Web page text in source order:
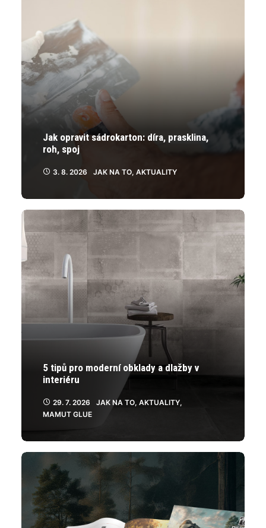
Jak opravit sádrokarton: díra, prasklina,
roh, spoj
3. 8. 2026 JAK NA TO, AKTUALITY
5 tipů pro moderní obklady a dlažby v
interiéru
29. 7. 2026 JAK NA TO, AKTUALITY,
MAMUT GLUE